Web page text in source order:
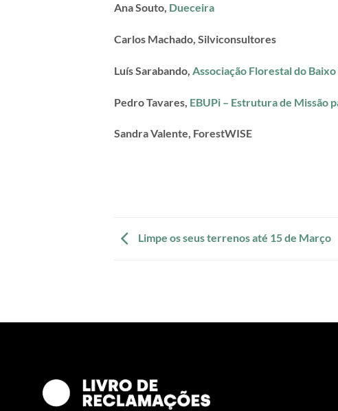
Ana Souto, Dueceira
Carlos Machado, Silviconsultores
Luís Sarabando, Associação Florestal do Baixo
Pedro Tavares, EBUPi – Estrutura de Missão
Sandra Valente, ForestWISE
Limpe os seus terrenos até 15 de Março